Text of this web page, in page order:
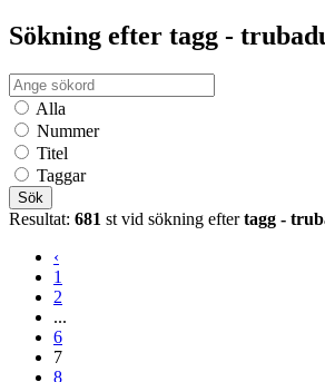
Sökning efter tagg -
Alla
Nummer
Titel
Taggar
Sök
Resultat: 681 st vid sökning eftertagg -
‹
1
2
...
6
7
8